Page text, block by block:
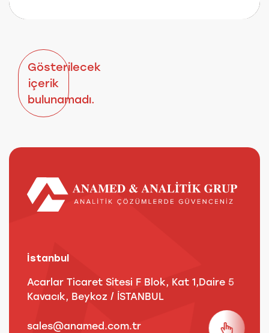
Gösterilecek
içerik
bulunamadı.
İstanbul
Acarlar Ticaret Sitesi F Blok, Kat 1,Daire 5
Kavacık, Beykoz / İSTANBUL
sales@anamed.com.tr